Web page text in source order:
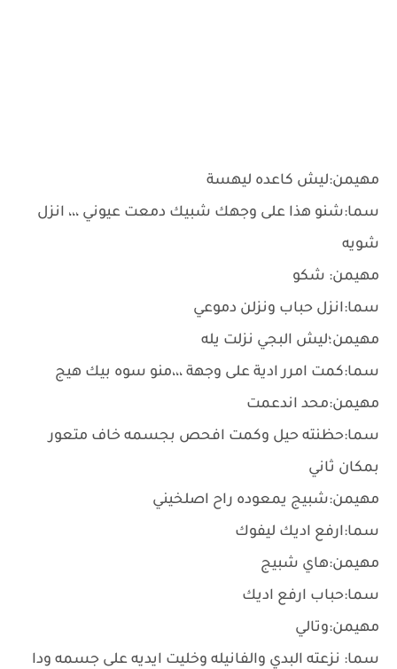
مهيمن:ليش كاعده ليهسة
سما:شنو هذا على وجهك شبيك دمعت عيوني ،،، انزل
شويه
مهيمن: شكو
سما:انزل حباب ونزلن دموعي
مهيمن؛ليش البجي نزلت يله
سما:كمت امرر ادية على وجهة ،،،منو سوه بيك هيج
مهيمن:محد اندعمت
سما:حظنته حيل وكمت افحص بجسمه خاف متعور
بمكان ثاني
مهيمن:شبيج يمعوده راح اصلخيني
سما:ارفع اديك ليفوك
مهيمن:هاي شبيج
سما:حباب ارفع اديك
مهيمن:وتالي
سما: نزعته البدي والفانيله وخليت ايديه على جسمه ودا